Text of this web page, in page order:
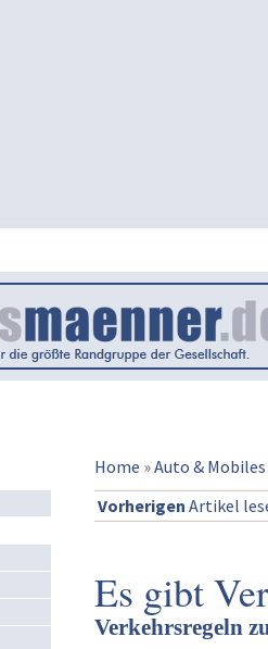
Home »Auto & Mobiles
Vorherigen Artikel
Es gibt
Verkehrsregeln